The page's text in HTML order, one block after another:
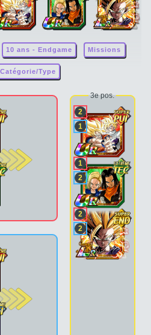
10 ans - Endgame Missions
Type
3e pos.
2
1
1
2
2
2